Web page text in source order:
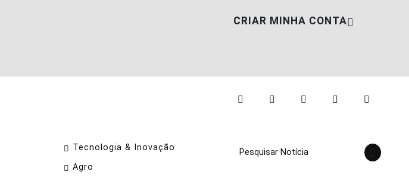
CRIAR MINHA CONTA
Tecnologia & Inovação
Agro
Pesquisar Notícia